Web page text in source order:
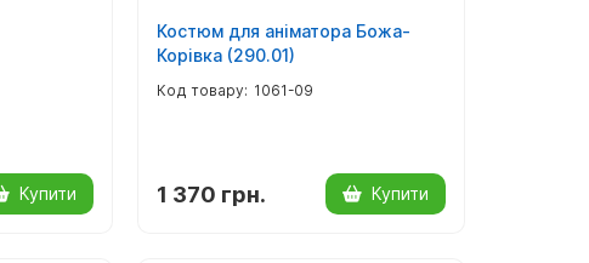
Купити
Костюм для аніматора Божа-
Корівка (290.01)
1061-09
1 370 грн. Купити